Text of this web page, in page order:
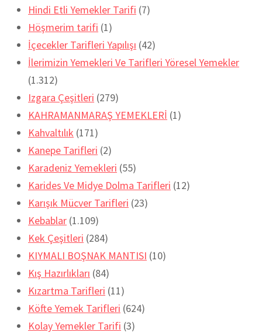
Hindi Etli Yemekler Tarifi (7)
Höşmerim tarifi (1)
İçecekler Tarifleri Yapılışı (42)
İlerimizin Yemekleri Ve Tarifleri Yöresel Yemekler
(1.312)
Izgara Çeşitleri (279)
KAHRAMANMARAŞ YEMEKLERİ (1)
Kahvaltılık (171)
Kanepe Tarifleri (2)
Karadeniz Yemekleri (55)
Karides Ve Midye Dolma Tarifleri (12)
Karışık Mücver Tarifleri (23)
Kebablar (1.109)
Kek Çeşitleri (284)
KIYMALI BOŞNAK MANTISI (10)
Kış Hazırlıkları (84)
Kızartma Tarifleri (11)
Köfte Yemek Tarifleri (624)
Kolay Yemekler Tarifi (3)